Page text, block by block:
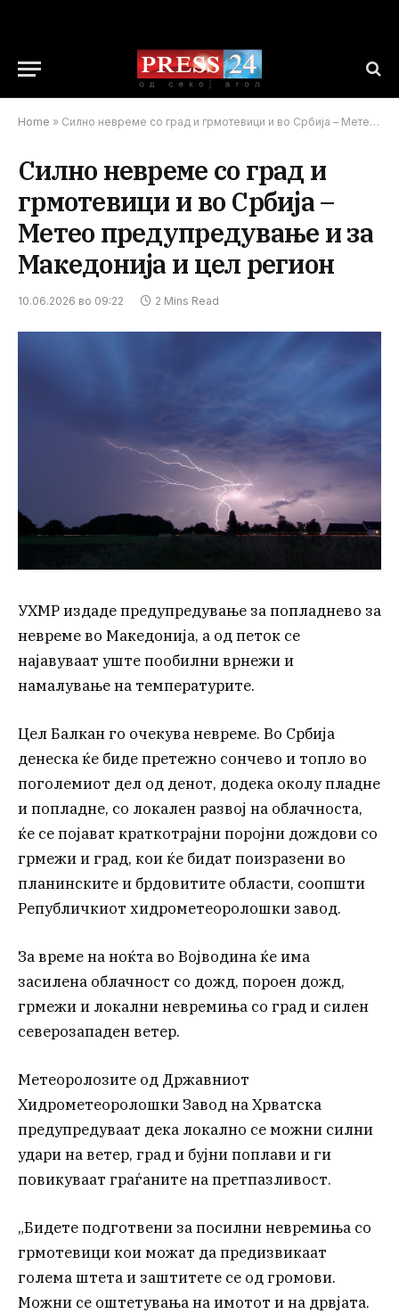
Home » Силно невреме со град и грмотевици и во Србија – Метео предупредување и за Македонија и цел регион
Силно невреме со град и
грмотевици и во Србија –
Метео предупредување и за
Македонија и цел регион
10.06.2026 во 09:22 2 Mins Read
УХМР издаде предупредување за попладнево за
невреме во Македонија, а од петок се
најавуваат уште пообилни врнежи и
намалување на температурите.
Цел Балкан го очекува невреме. Во Србија
денеска ќе биде претежно сончево и топло во
поголемиот дел од денот, додека околу пладне
и попладне, со локален развој на облачноста,
ќе се појават краткотрајни поројни дождови со
грмежи и град, кои ќе бидат поизразени во
планинските и брдовитите области, соопшти
Републичкиот хидрометеоролошки завод.
За време на ноќта во Војводина ќе има
засилена облачност со дожд, пороен дожд,
грмежи и локални невремиња со град и силен
северозападен ветер.
Метеоролозите од Државниот
Хидрометеоролошки Завод на Хрватска
предупредуваат дека локално се можни силни
удари на ветер, град и бујни поплави и ги
повикуваат граѓаните на претпазливост.
„Бидете подготвени за посилни невремиња со
грмотевици кои можат да предизвикаат
голема штета и заштитете се од громови.
Можни се оштетувања на имотот и на дрвјата.